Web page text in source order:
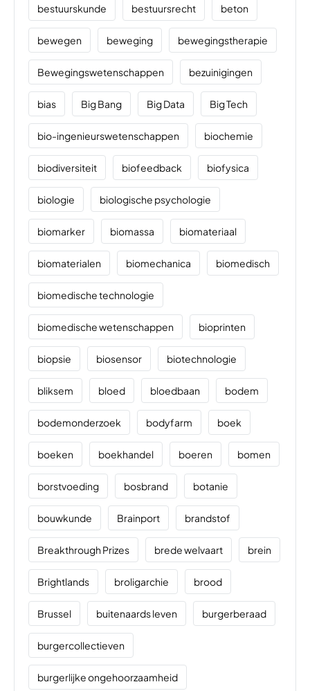
bestuurskunde bestuursrecht beton
bewegen beweging bewegingstherapie
Bewegingswetenschappen bezuinigingen
bias Big Bang Big Data Big Tech
bio-ingenieurswetenschappen biochemie
biodiversiteit biofeedback biofysica
biologie biologische psychologie
biomarker biomassa biomateriaal
biomaterialen biomechanica biomedisch
biomedische technologie
biomedische wetenschappen bioprinten
biopsie biosensor biotechnologie
bliksem bloed bloedbaan bodem
bodemonderzoek bodyfarm boek
boeken boekhandel boeren bomen
borstvoeding bosbrand botanie
bouwkunde Brainport brandstof
Breakthrough Prizes brede welvaart brein
Brightlands broligarchie brood
Brussel buitenaards leven burgerberaad
burgercollectieven
burgerlijke ongehoorzaamheid